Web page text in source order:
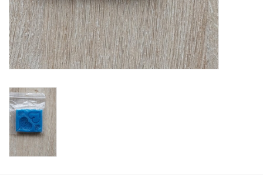
Papier (blokjes) &
Embellishments
Embellishment/bedeltjes
Mixed Media
Diversen
Embossingpoeders